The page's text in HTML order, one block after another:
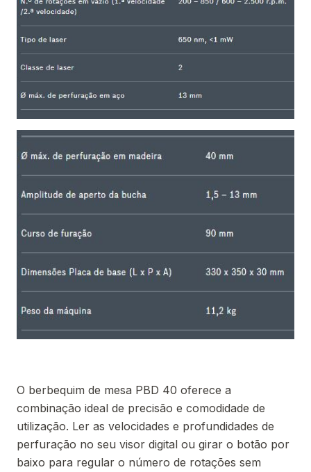
O berbequim de mesa PBD 40 oferece a
combinação ideal de precisão e comodidade de
utilização. Ler as velocidades e profundidades de
perfuração no seu visor digital ou girar o botão por
baixo para regular o número de rotações sem